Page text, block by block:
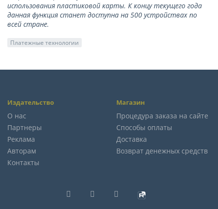
использования пластиковой карты. К концу текущего года
данная функция станет доступна на 500 устройствах по
всей стране.
Платежные технологии
Издательство
О нас
Партнеры
Реклама
Авторам
Контакты
Магазин
Процедура заказа на сайте
Способы оплаты
Доставка
Возврат денежных средств